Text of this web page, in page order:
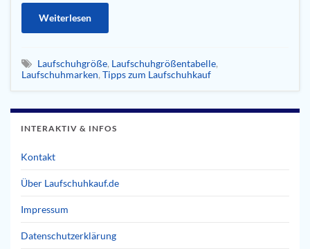
Weiterlesen
Laufschuhgröße, Laufschuhgrößentabelle,
Laufschuhmarken, Tipps zum Laufschuhkauf
INTERAKTIV & INFOS
Kontakt
Über Laufschuhkauf.de
Impressum
Datenschutzerklärung